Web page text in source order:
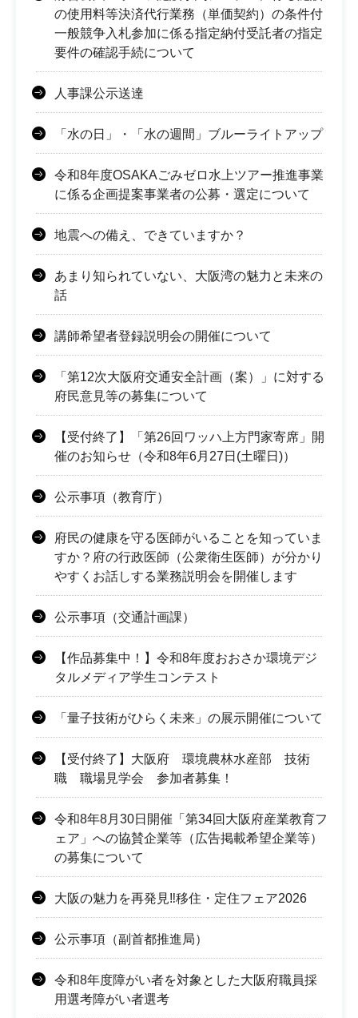
の使用料等決済代行業務（単価契約）の条件付
一般競争入札参加に係る指定納付受託者の指定
要件の確認手続について
人事課公示送達
「水の日」・「水の週間」ブルーライトアップ
令和8年度OSAKAごみゼロ水上ツアー推進事業
に係る企画提案事業者の公募・選定について
地震への備え、できていますか？
あまり知られていない、大阪湾の魅力と未来の
話
講師希望者登録説明会の開催について
「第12次大阪府交通安全計画（案）」に対する
府民意見等の募集について
【受付終了】「第26回ワッハ上方門家寄席」開
催のお知らせ（令和8年6月27日(土曜日)）
公示事項（教育庁）
府民の健康を守る医師がいることを知っていま
すか？府の行政医師（公衆衛生医師）が分かり
やすくお話しする業務説明会を開催します
公示事項（交通計画課）
【作品募集中！】令和8年度おおさか環境デジ
タルメディア学生コンテスト
「量子技術がひらく未来」の展示開催について
【受付終了】大阪府 環境農林水産部 技術
職 職場見学会 参加者募集！
令和8年8月30日開催「第34回大阪府産業教育フ
ェア」への協賛企業等（広告掲載希望企業等）
の募集について
大阪の魅力を再発見‼移住・定住フェア2026
公示事項（副首都推進局）
令和8年度障がい者を対象とした大阪府職員採
用選考障がい者選考